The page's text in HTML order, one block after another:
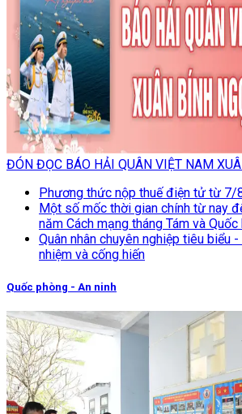
ĐÓN ĐỌC BÁO HẢI QUÂN VIỆT NAM
Phương thức nộp thuế điện tử từ
Một số mốc thời gian chính từ nay
năm Cách mạng tháng Tám và
Quân nhân chuyên nghiệp tiêu biểu
nhiệm và cống hiến
Quốc phòng - An ninh